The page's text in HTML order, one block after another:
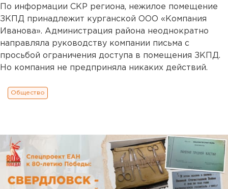
По информации СКР региона, нежилое помещение
ЗКПД принадлежит курганской ООО «Компания
Иванова». Администрация района неоднократно
направляла руководству компании письма с
просьбой ограничения доступа в помещения ЗКПД.
Но компания не предприняла никаких действий.
Общество